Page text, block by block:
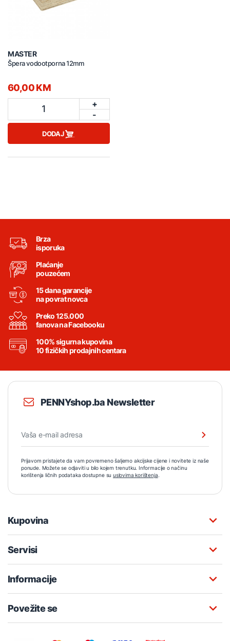
MASTER
Špera vodootporna 12mm
60,00 KM
1
+
-
DODAJ
Brza
isporuka
Plaćanje
pouzećem
15 dana garancije
na povrat novca
Preko 125.000
fanova na Facebooku
100% sigurna kupovina
10 fizičkih prodajnih centara
PENNYshop.ba Newsletter
Prijavom pristajete da vam povremeno šaljemo akcijske cijene i novitete iz naše
ponude. Možete se odjaviti u bilo kojem trenutku. Informacije o načinu
korištenja ličnih podataka dostupne su uslovima korištenja.
Kupovina
Servisi
Informacije
Povežite se